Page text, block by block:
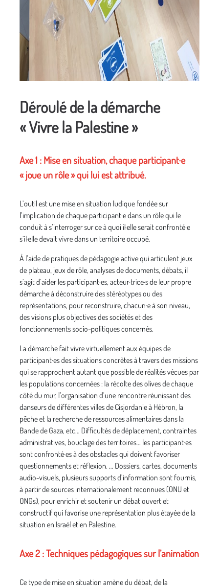
Déroulé de la démarche
« Vivre la Palestine »
Axe 1 : Mise en situation, chaque participant·e
« joue un rôle » qui lui est attribué.
L’outil est une mise en situation ludique fondée sur
l’implication de chaque participant·e dans un rôle qui le
conduit à s’interroger sur ce à quoi il·elle serait confronté·e
s’il·elle devait vivre dans un territoire occupé.
À l’aide de pratiques de pédagogie active qui articulent jeux
de plateau, jeux de rôle, analyses de documents, débats, il
s’agit d’aider les participant·es, acteur·trice·s de leur propre
démarche à déconstruire des stéréotypes ou des
représentations, pour reconstruire, chacun·e à son niveau,
des visions plus objectives des sociétés et des
fonctionnements socio-politiques concernés.
La démarche fait vivre virtuellement aux équipes de
participant·es des situations concrètes à travers des missions
qui se rapprochent autant que possible de réalités vécues par
les populations concernées : la récolte des olives de chaque
côté du mur, l’organisation d’une rencontre réunissant des
danseurs de différentes villes de Cisjordanie à Hébron, la
pêche et la recherche de ressources alimentaires dans la
Bande de Gaza, etc… Difficultés de déplacement, contraintes
administratives, bouclage des territoires… les participant·es
sont confronté·es à des obstacles qui doivent favoriser
questionnements et réflexion. … Dossiers, cartes, documents
audio-visuels, plusieurs supports d’information sont fournis,
à partir de sources internationalement reconnues (ONU et
ONGs), pour enrichir et soutenir un débat ouvert et
constructif qui favorise une représentation plus étayée de la
situation en Israël et en Palestine.
Axe 2 : Techniques pédagogiques sur l’animation
Ce type de mise en situation amène du débat, de la